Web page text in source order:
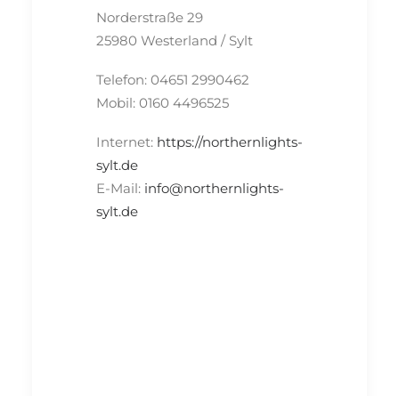
Norderstraße 29
25980 Westerland / Sylt
Telefon: 04651 2990462
Mobil: 0160 4496525
Internet: https://northernlights-
sylt.de
E-Mail: info@northernlights-
sylt.de